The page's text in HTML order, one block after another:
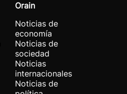
Orain
Noticias de
economía
Noticias de
sociedad
Noticias
internacionales
Noticias de